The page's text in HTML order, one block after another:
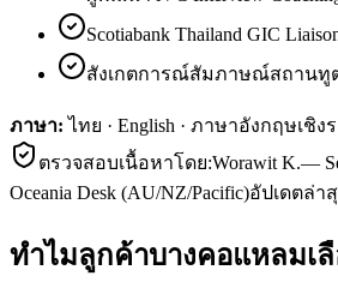
Scotiabank Thailand GIC
สังเกตการณ์สัมภาษณ์สถานทูต
ภาษา: ไทย · English · ภาษาอังกฤษเชิง
ตรวจสอบเนื้อหาโดย:Worawit K.—
Oceania Desk (AU/NZ/Pacific)อัปเดตล่า
ทำไมลูกค้าบางคอแหลมเ